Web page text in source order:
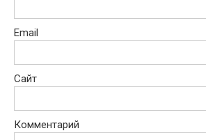
Email
Сайт
Комментарий